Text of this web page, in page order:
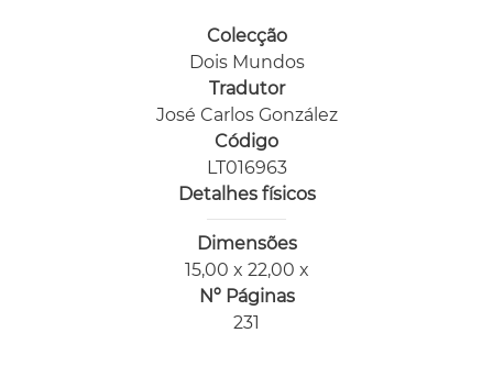
Colecção
Dois Mundos
Tradutor
José Carlos González
Código
LT016963
Detalhes físicos
Dimensões
15,00 x 22,00 x
Nº Páginas
231